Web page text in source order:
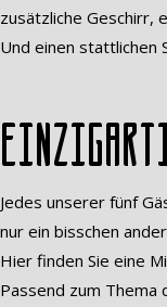
zusätzliche Geschirr,
Und einen stattlichen
Jedes unserer fünf
nur ein bisschen
Hier finden Sie eine
Passend zum Thema